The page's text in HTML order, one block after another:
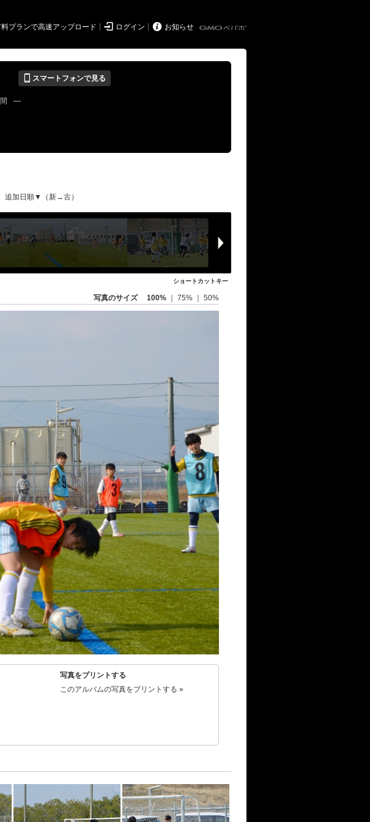
プランで高速アップロード  ログイン  お知らせ
📱 スマートフォンで見る
---
追加日順▼（新→古）
ショートカットキー
写真のサイズ 100% 75% 50%
写真をプリントする
このアルバムの写真をプリントする »